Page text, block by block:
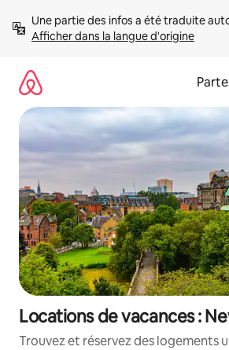
directement
Afficher dans la langue d'origine
Locations de vacances :
Trouvez et réservez des logements